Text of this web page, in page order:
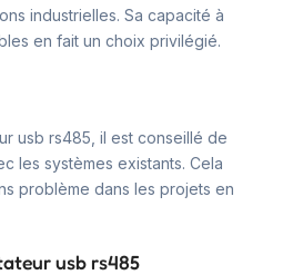
industrielles. Sa capacité à
en fait un choix privilégié.
usb rs485, il est conseillé de
les systèmes existants. Cela
problème dans les projets en
usb rs485